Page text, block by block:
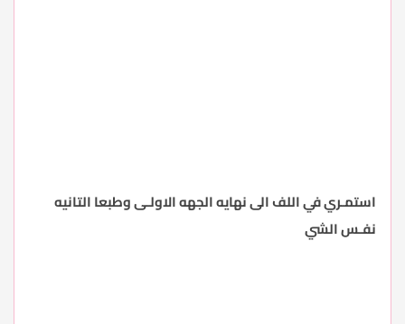
استمـري في اللف الى نهايه الجهه الاولـى وطبعا التانيه
نفـس الشي